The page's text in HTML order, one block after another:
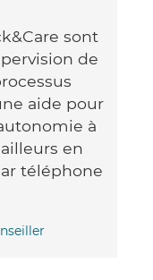
sont
de
aide pour
à
en
téléphone